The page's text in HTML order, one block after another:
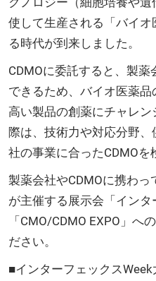
使して生産される「バイ
る時代が到来しました。
CDMOに委託すると、製
できるため、バイオ医薬
高い製品の創薬にチャレ
際は、技術力や対応分野
社の事業に合ったCDMOを
製薬会社やCDMOに携わっ
が主催する展示会「イン
「CMO/CDMO EXPO」へ
ださい。
■インターフェックスWeek